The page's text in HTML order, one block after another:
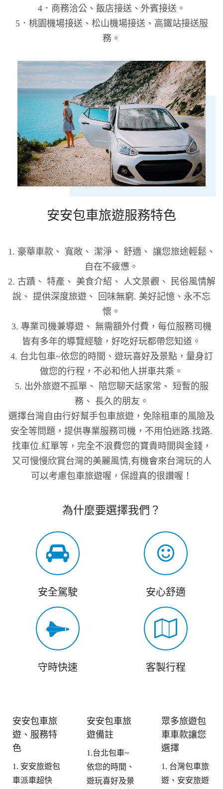
4．商務洽公、飯店接送、外賓接送。
5．桃園機場接送、松山機場接送、高鐵站接送服
務。
安安包車旅遊服務特色
1. 豪華車款、 寬敞、 潔淨、 舒適、 讓您旅途輕鬆、
自在不疲憊。
2. 古蹟、 特產、 美食介紹、 人文景觀、 民俗風情解
說、 提供深度旅遊、 回味無窮. 美好記憶、永不忘
懷。
3. 專業司機兼導遊、 無需額外付費，每位服務司機
皆有多年的導覽經驗，好吃好玩都帶您知道。
4. 台北包車~依您的時間、遊玩喜好及景點，量身訂
做您的行程，不必和他人拼車共乘。
5. 出外旅遊不孤單、 陪您聊天話家常、 短暫的服
務、 長久的朋友。
選擇台灣自由行好幫手包車旅遊，免除租車的風險及
安全等問題，提供專業服務司機，不用怕迷路.找路.
找車位.紅單等，完全不浪費您的寶貴時間與金錢，
又可慢慢欣賞台灣的美麗風情,有機會來台灣玩的人
可以考慮包車旅遊喔，保證真的很讚喔！
為什麼要選擇我們？
安全駕駛 安心舒適
守時快速 客製行程
安安包車旅
遊、服務特
色
1. 安安旅遊包
車派車超快
安安包車旅
遊備註
1.台北包車~
依您的時間、
遊玩喜好及景
眾多旅遊包
車車款讓您
選擇
1. 台灣包車旅
遊、安安旅遊